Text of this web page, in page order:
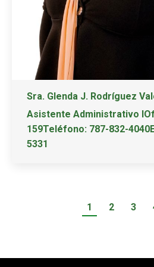
Sra. Glenda J. Rodríguez
Asistente Administrativo
159Teléfono: 787-832-
5331
1 2 3